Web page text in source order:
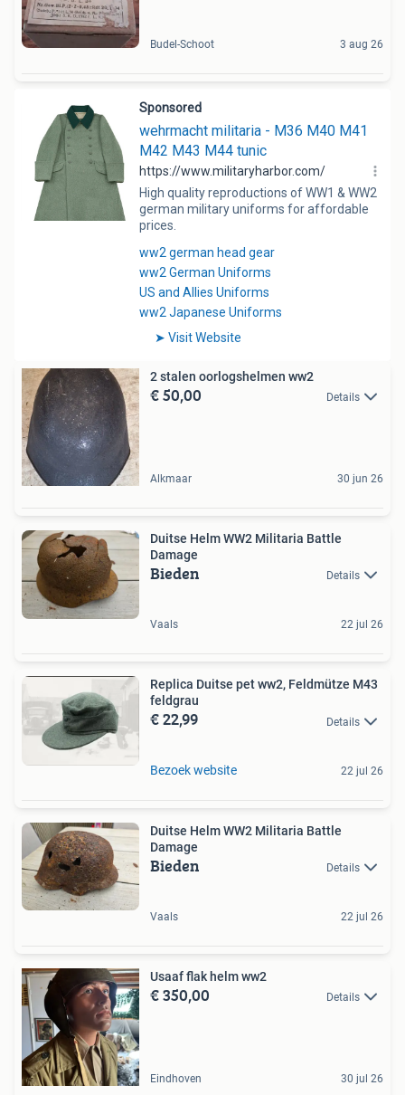
Budel-Schoot 3 aug 26
2 stalen oorlogshelmen ww2
€ 50,00 Details
Alkmaar 30 jun 26
Duitse Helm WW2 Militaria Battle
Damage
Bieden Details
Vaals 22 jul 26
Replica Duitse pet ww2, Feldmütze M43
feldgrau
€ 22,99 Details
Bezoek website 22 jul 26
Duitse Helm WW2 Militaria Battle
Damage
Bieden Details
Vaals 22 jul 26
Usaaf flak helm ww2
€ 350,00 Details
Eindhoven 30 jul 26